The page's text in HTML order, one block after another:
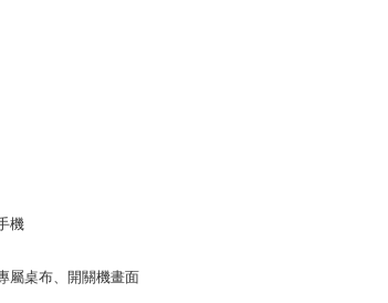
機
屬桌布、開關機畫面